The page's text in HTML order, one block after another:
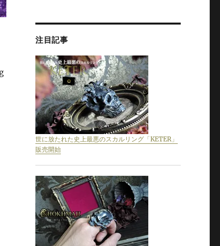
注目記事
世に放たれた史上最悪のスカルリング「KETER」
販売開始